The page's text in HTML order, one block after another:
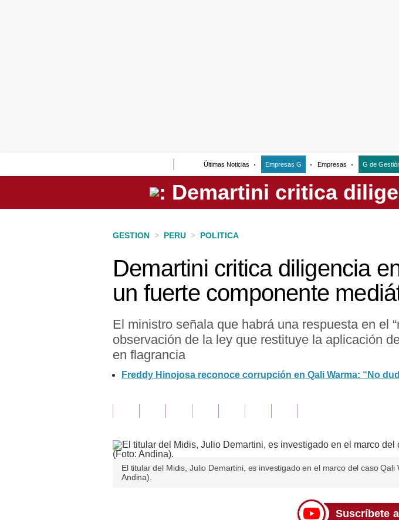
Últimas Noticias Empresas G Empresas G de
Perú
GESTION > PERU > POLITICA
Demartini critica diligencia
un fuerte componente
El ministro señala que habrá una respuesta en el
observación de la ley que restituye la aplicación
en flagrancia
Freddy Hinojosa reconoce corrupción en Qali Warma: “No
El titular del Midis, Julio Demartini, es investigado en el marco del caso Qali
Andina).
Suscríbete